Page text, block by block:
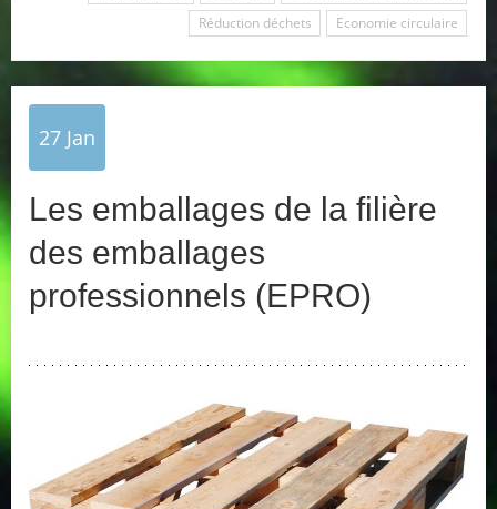
Réduction déchets
Economie circulaire
27 Jan
Les emballages de la filière
des emballages
professionnels (EPRO)